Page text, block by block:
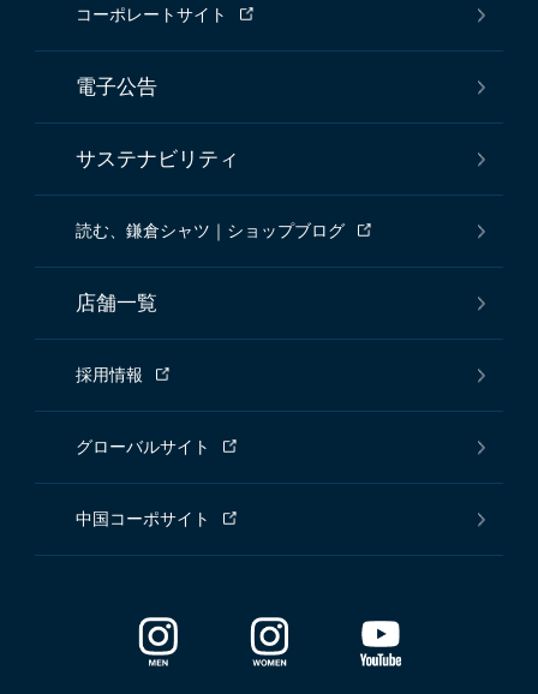
コーポレートサイト
電子公告
サステナビリティ
読む、鎌倉シャツ｜ショップブログ
店舗一覧
採用情報
グローバルサイト
中国コーポサイト